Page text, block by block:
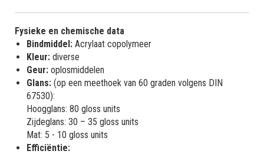
Fysieke en chemische data
Bindmiddel: Acrylaat copolymeer
Kleur: diverse
Geur: oplosmiddelen
Glans: (op een meethoek van 60 graden volgens DIN
67530):
Hoogglans: 80 gloss units
Zijdeglans: 30 – 35 gloss units
Mat: 5 - 10 gloss units
Efficiëntie: